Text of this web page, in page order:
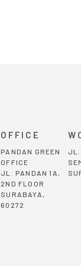
OFFICE
PANDAN GREEN
OFFICE
JL. PANDAN 1A,
2ND FLOOR
SURABAYA,
60272
JL.